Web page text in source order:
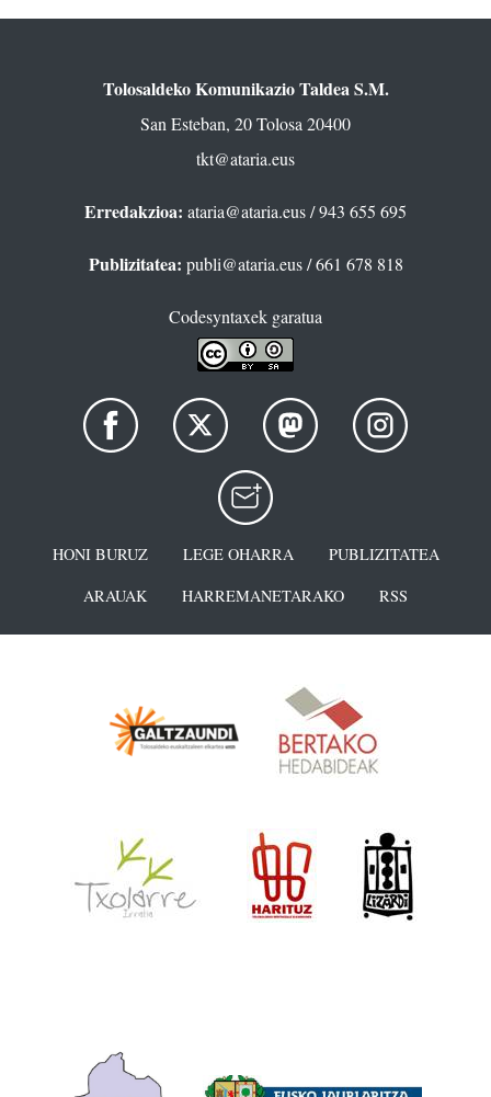
Tolosaldeko Komunikazio Taldea S.M.
San Esteban, 20 Tolosa 20400
tkt@ataria.eus
Erredakzioa: ataria@ataria.eus/ 943 655 695
Publizitatea: publi@ataria.eus/ 661 678 818
Codesyntaxek garatua
HONI BURUZ LEGE OHARRA
PUBLIZITATEA
ARAUAK
HARREMANETARAKO RSS